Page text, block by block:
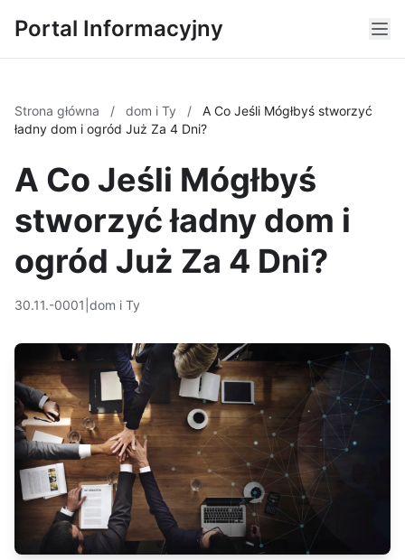
Portal Informacyjny
Strona główna / dom i Ty /
A Co Jeśli Mógłbyś stworzyć
ładny dom i ogród Już Za 4 Dni?
A Co Jeśli Mógłbyś
stworzyć ładny dom i
ogród Już Za 4 Dni?
30.11.-0001 dom i Ty